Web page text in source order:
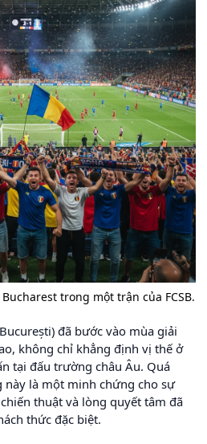
trong một trận của FCSB.
đã bước vào mùa giải
không chỉ khẳng định vị thế ở
tại đấu trường châu Âu. Quá
là một minh chứng cho sự
thuật và lòng quyết tâm đã
thức đặc biệt.